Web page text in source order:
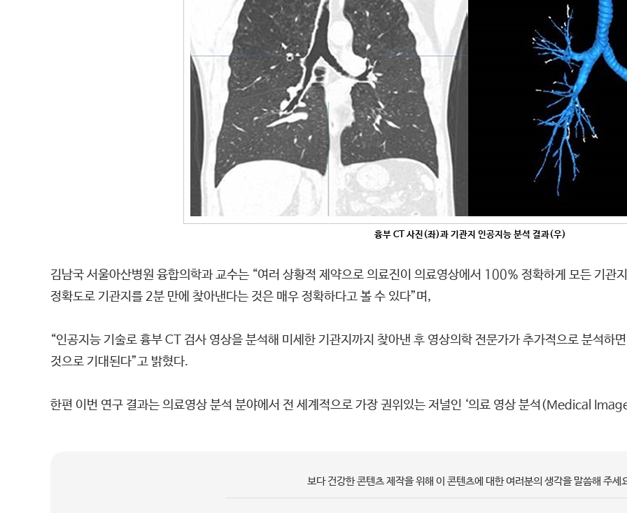
흉부 CT 사진(좌)과 기관지 인공지능 분석 결과(우)
김남국 서울아산병원 융합의학과 교수는 “여러 상황적 제약으로 의료진이 의료영상에서 100% 정확하게 모든 기관
정확도로 기관지를 2분 만에 찾아낸다는 것은 매우 정확하다고 볼 수 있다”며,
“인공지능 기술로 흉부 CT 검사 영상을 분석해 미세한 기관지까지 찾아낸 후 영상의학 전문가가 추가적으로 분석하
것으로 기대된다”고 밝혔다.
한편 이번 연구 결과는 의료영상 분석 분야에서 전 세계적으로 가장 권위있는 저널인 ‘의료 영상 분석(Medical
보다 건강한 콘텐츠 제작을 위해 이 콘텐츠에 대한 여러분의 생각을 말씀해 주세